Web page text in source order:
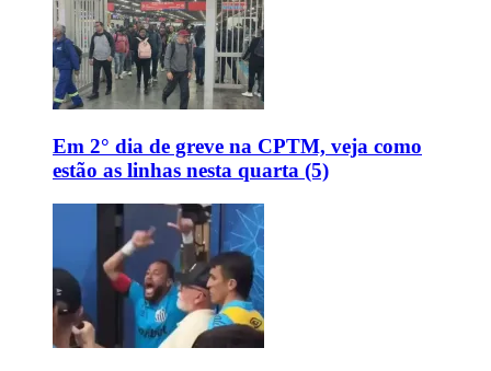
Em 2° dia de greve na CPTM, veja como
estão as linhas nesta quarta (5)